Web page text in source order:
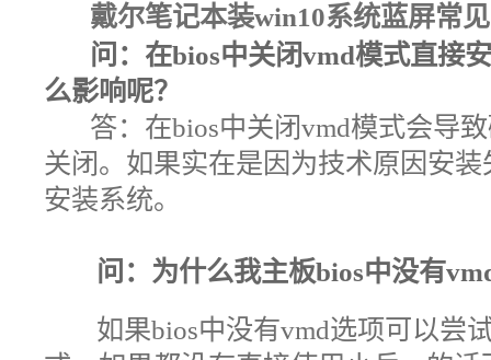
戴尔笔记本装win10系统蓝屏常
问：在bios中关闭vmd模式直接
么影响呢？
答：在bios中关闭vmd模式会导致
关闭。如果实在是因为技术原因安
安装系统。
问：为什么我主板bios中没有
如果bios中没有vmd选项可以尝试